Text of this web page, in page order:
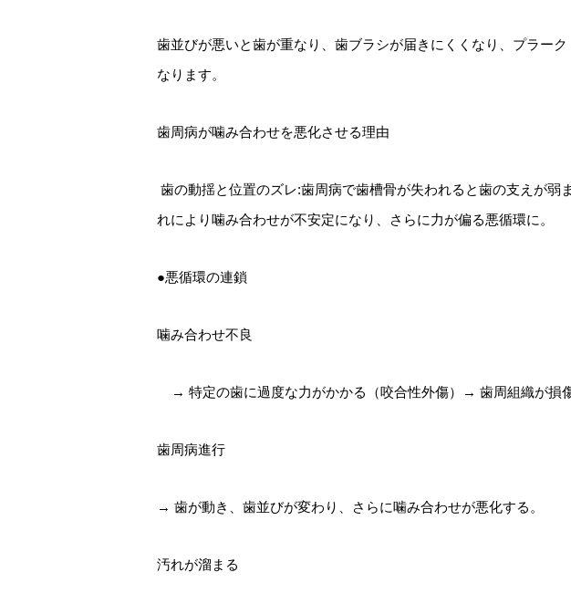
歯並びが悪いと歯が重なり、歯ブラシが届きにくくなり、プラー
なります。
歯周病が噛み合わせを悪化させる理由
歯の動揺と位置のズレ:歯周病で歯槽骨が失われると歯の支えが弱
れにより噛み合わせが不安定になり、さらに力が偏る悪循環に。
●悪循環の連鎖
噛み合わせ不良
→ 特定の歯に過度な力がかかる（咬合性外傷）→ 歯周組織が損傷
歯周病進行
→ 歯が動き、歯並びが変わり、さらに噛み合わせが悪化する。
汚れが溜まる